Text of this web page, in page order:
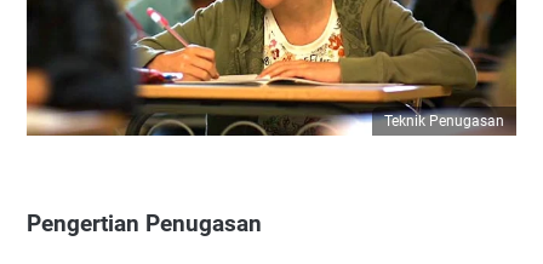
Teknik Penugasan
Pengertian Penugasan